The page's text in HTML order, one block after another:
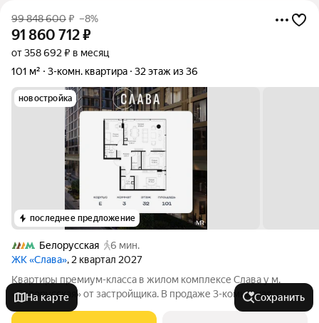
99 848 600₽ –8%
91 860 712₽
от 358 692 ₽ в месяц
101 м²
3-комн. квартира 32 этаж из 36
новостройка
последнее предложение
Белорусская
6 мин.
ЖК «Слава», 2 квартал 2027
Квартиры премиум-класса в жилом комплексе Слава у м.
«Белорусская» от застройщика. В продаже 3-комнатная
квартира площадью 101 м на 32-м этаже 39 этажного дома.
На карте Сохранить